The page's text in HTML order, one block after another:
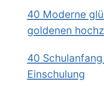
40 Moderne
goldenen
40
Einschulung